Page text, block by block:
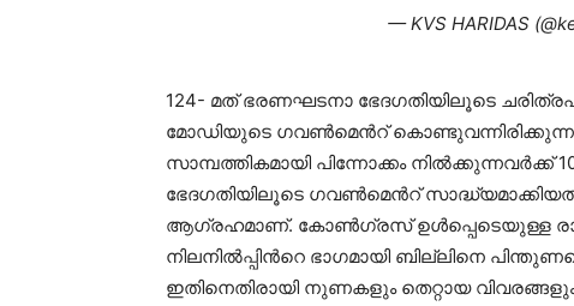
— KVS HARIDAS
124- മത് ഭരണഘടനാ ഭേദഗതിയിലൂടെ
മോഡിയുടെ ഗവൺമെൻറ്
സാമ്പത്തികമായി പിന്നോക്കം
ഭേദഗതിയിലൂടെ ഗവൺമെൻറ്
ആഗ്രഹമാണ്. കോൺഗ്രസ് ഉൾപ്പെടെയുള്ള
നിലനിൽപ്പിൻറെ ഭാഗമായി ബില്ലിനെ
ഇതിനെതിരായി നുണകളും തെറ്റായ